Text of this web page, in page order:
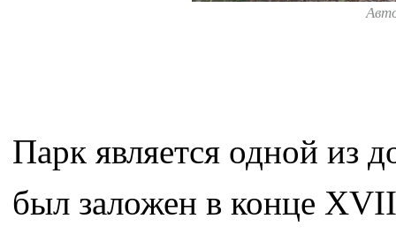
Парк является одной из
был заложен в конце